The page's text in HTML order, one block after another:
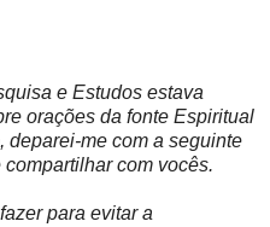
e Estudos estava
orações da fonte Espiritual
deparei-me com a seguinte
com vocês.
para evitar a